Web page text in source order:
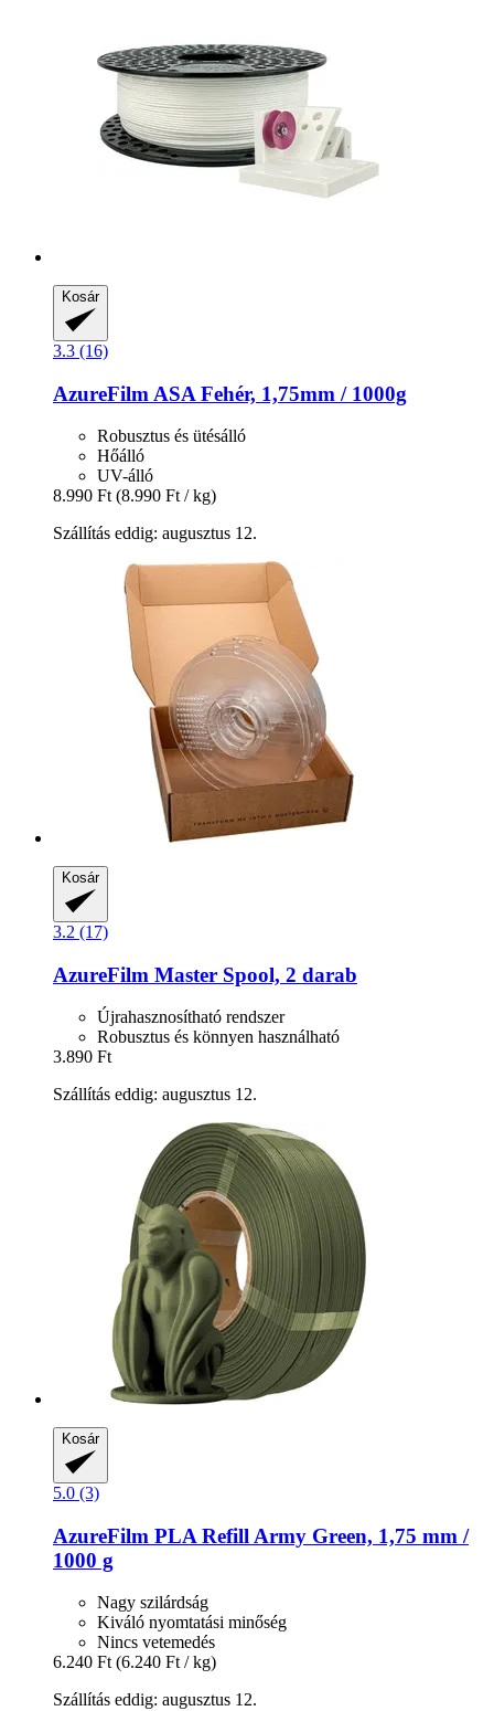
Kosár
3.3 (16)
AzureFilm ASA Fehér, 1,75mm / 1000g
Robusztus és ütésálló
Hőálló
UV-álló
8.990 Ft (8.990 Ft / kg)
Szállítás eddig: augusztus 12.
Kosár
3.2 (17)
AzureFilm Master Spool, 2 darab
Újrahasznosítható rendszer
Robusztus és könnyen használható
3.890 Ft
Szállítás eddig: augusztus 12.
Kosár
5.0 (3)
AzureFilm PLA Refill Army Green, 1,75 mm /
1000 g
Nagy szilárdság
Kiváló nyomtatási minőség
Nincs vetemedés
6.240 Ft (6.240 Ft / kg)
Szállítás eddig: augusztus 12.